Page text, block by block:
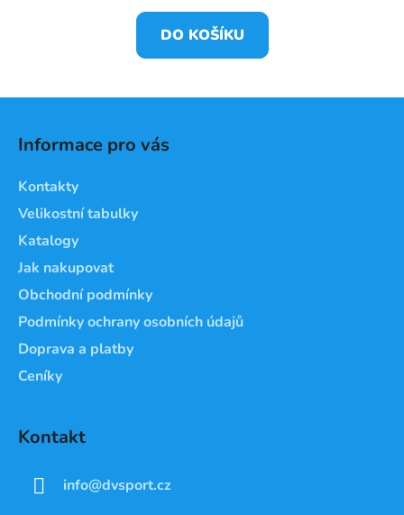
DO KOŠÍKU
Informace pro vás
Kontakty
Velikostní tabulky
Katalogy
Jak nakupovat
Obchodní podmínky
Podmínky ochrany osobních údajů
Doprava a platby
Ceníky
Kontakt
info@dvsport.cz